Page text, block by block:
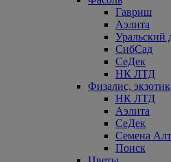
Гавриш
Аэлита
Уральский
СибСад
СеДек
НК ЛТД
Физалис,
НК ЛТД
Аэлита
СеДек
Семена
Поиск